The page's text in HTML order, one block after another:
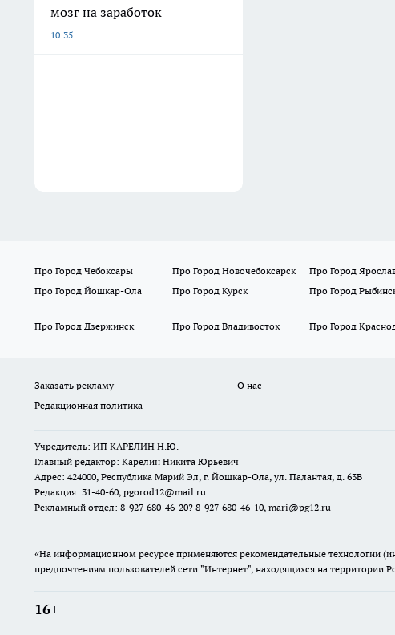
мозг на заработок
10:35
Про Город Чебоксары Про Город Новочебоксарск Про Город
Про Город Йошкар-Ола
Про Город Курск Про Город
Про Город Дзержинск
Про Город Владивосток Про Город
Заказать рекламу О нас
Редакционная политика
Учредитель: ИП КАРЕЛИН Н.Ю.
Главный редактор: Карелин Никита Юрьевич
Адрес: 424000, Республика Марий Эл, г. Йошкар-Ола, ул. Палантая, д. 63В
Редакция: 31-40-60, pgorod12@mail.ru
Рекламный отдел: 8-927-680-46-20? 8-927-680-46-10, mari@pg12.ru
«На информационном ресурсе применяются рекомендательные технологии
предпочтениям пользователей сети "Интернет", находящихся на территории
16+